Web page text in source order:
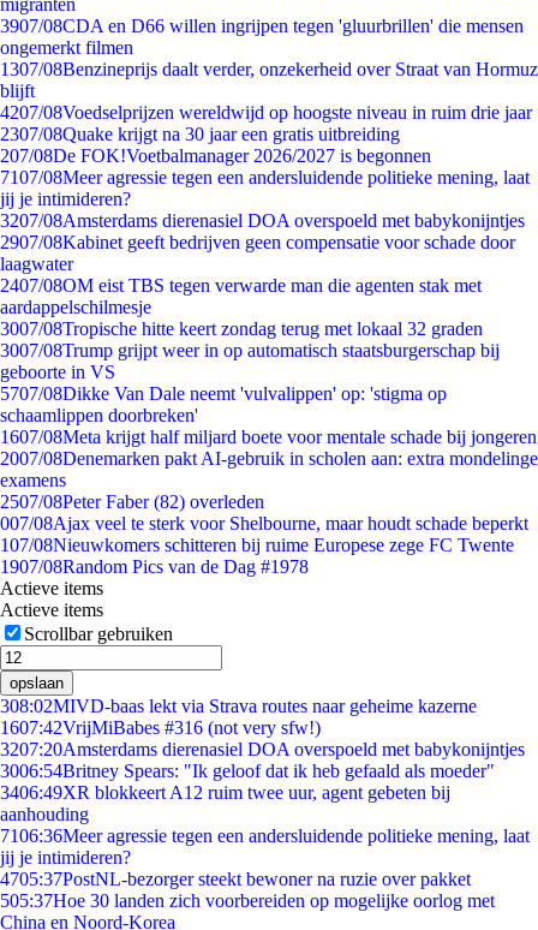
migranten
3907/08CDA en D66 willen ingrijpen tegen 'gluurbrillen' die mensen
ongemerkt filmen
1307/08Benzineprijs daalt verder, onzekerheid over Straat van Hormuz
blijft
4207/08Voedselprijzen wereldwijd op hoogste niveau in ruim drie jaar
2307/08Quake krijgt na 30 jaar een gratis uitbreiding
207/08De FOK!Voetbalmanager 2026/2027 is begonnen
7107/08Meer agressie tegen een andersluidende politieke mening, laat
jij je intimideren?
3207/08Amsterdams dierenasiel DOA overspoeld met babykonijntjes
2907/08Kabinet geeft bedrijven geen compensatie voor schade door
laagwater
2407/08OM eist TBS tegen verwarde man die agenten stak met
aardappelschilmesje
3007/08Tropische hitte keert zondag terug met lokaal 32 graden
3007/08Trump grijpt weer in op automatisch staatsburgerschap bij
geboorte in VS
5707/08Dikke Van Dale neemt 'vulvalippen' op: 'stigma op
schaamlippen doorbreken'
1607/08Meta krijgt half miljard boete voor mentale schade bij jongeren
2007/08Denemarken pakt AI-gebruik in scholen aan: extra mondelinge
examens
2507/08Peter Faber (82) overleden
007/08Ajax veel te sterk voor Shelbourne, maar houdt schade beperkt
107/08Nieuwkomers schitteren bij ruime Europese zege FC Twente
1907/08Random Pics van de Dag #1978
Actieve items
Actieve items
Scrollbar gebruiken
opslaan
308:02MIVD-baas lekt via Strava routes naar geheime kazerne
1607:42VrijMiBabes #316 (not very sfw!)
3207:20Amsterdams dierenasiel DOA overspoeld met babykonijntjes
3006:54Britney Spears: "Ik geloof dat ik heb gefaald als moeder"
3406:49XR blokkeert A12 ruim twee uur, agent gebeten bij
aanhouding
7106:36Meer agressie tegen een andersluidende politieke mening, laat
jij je intimideren?
4705:37PostNL-bezorger steekt bewoner na ruzie over pakket
505:37Hoe 30 landen zich voorbereiden op mogelijke oorlog met
China en Noord-Korea